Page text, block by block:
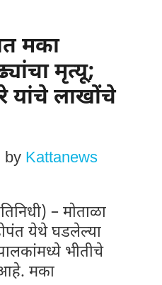
मका
मृत्यू;
यांचे लाखोंचे
by Kattanews
– मोताळा
येथे घडलेल्या
भीतीचे
आहे. मका